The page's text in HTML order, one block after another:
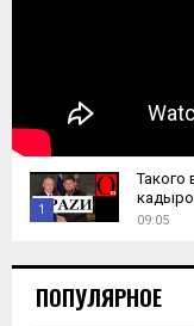
1
h
u
Такого
09:05
ПОПУЛЯРНОЕ